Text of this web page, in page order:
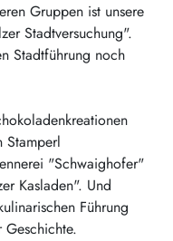
Gruppen ist unsere
Stadtversuchung".
Stadtführung noch
Stamperl
"Schwaighofer"
Kasladen". Und
Führung
Geschichte.